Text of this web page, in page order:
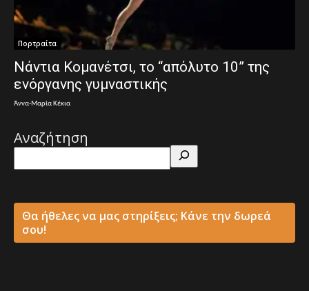
Πορτραίτα
Νάντια Κομανέτσι, το “απόλυτο 10” της
ενόργανης γυμναστικής
Άννα-Μαρία Κέκια
Αναζήτηση
Θα ήθελες να μας στηρίξεις; Κάνε την δωρεά
σου!